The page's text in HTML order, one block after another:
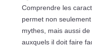
Comprendre les
permet non
mythes, mais aussi
auxquels il doit faire